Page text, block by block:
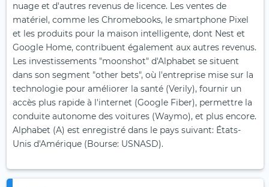
nuage et d'autres revenus de licence. Les ventes de
matériel, comme les Chromebooks, le smartphone Pixel
et les produits pour la maison intelligente, dont Nest et
Google Home, contribuent également aux autres revenus.
Les investissements "moonshot" d'Alphabet se situent
dans son segment "other bets", où l'entreprise mise sur la
technologie pour améliorer la santé (Verily), fournir un
accès plus rapide à l'internet (Google Fiber), permettre la
conduite autonome des voitures (Waymo), et plus encore.
Alphabet (A) est enregistré dans le pays suivant: États-
Unis d'Amérique (Bourse: USNASD).